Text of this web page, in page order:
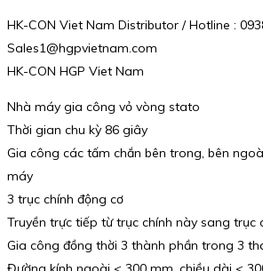
HK-CON Viet Nam Distributor / Hotline :
Sales1@hgpvietnam.com
HK-CON HGP Viet Nam
Nhà máy gia công vỏ vòng stato
Thời gian chu kỳ 86 giây
Gia công các tấm chắn bên trong, bên
máy
3 trục chính động cơ
Truyền trực tiếp từ trục chính này sang trục
Gia công đồng thời 3 thành phần trong 3